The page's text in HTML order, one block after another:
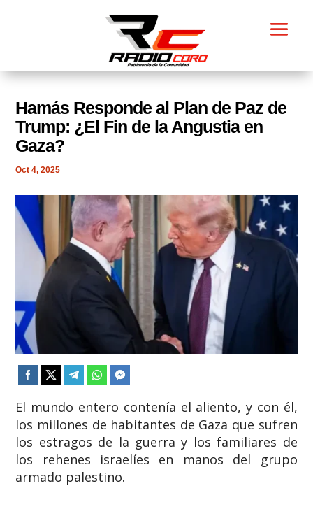
Hamás Responde al Plan de Paz de
Trump: ¿El Fin de la Angustia en
Gaza?
Oct 4, 2025
​El mundo entero contenía el aliento, y con él,
los millones de habitantes de Gaza que sufren
los estragos de la guerra y los familiares de
los rehenes israelíes en manos del grupo
armado palestino.